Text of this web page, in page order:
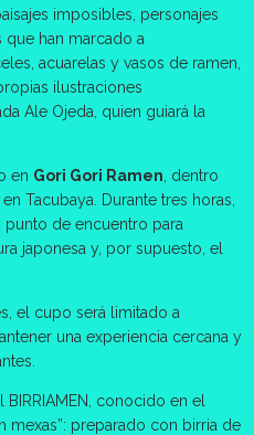
imposibles, personajes
han marcado a
acuarelas y vasos de ramen,
ilustraciones
Ale Ojeda, quien guiará la
en Gori Gori Ramen , dentro
Tacubaya. Durante tres horas,
punto de encuentro para
japonesa y, por supuesto, el
el cupo será limitado a
una experiencia cercana y
conocido en el
mexas”: preparado con birria de